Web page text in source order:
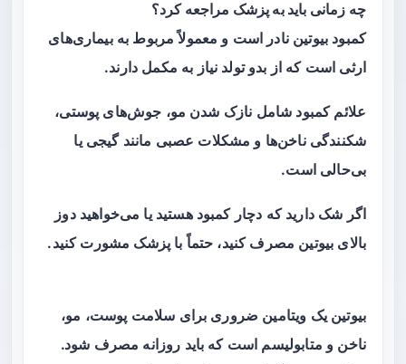
چه زمانی باید به پزشک مراجعه کرد؟
کمبود بیوتین نادر است و معمولاً مربوط به بیماری‌های
ارثی است که از بدو تولد نیاز به مکمل دارند.
علائم کمبود شامل نازک شدن مو، جوش‌های پوستی،
شکنندگی ناخن‌ها و مشکلات عصبی مانند گیجی یا
بی‌حالی است.
اگر شک دارید که دچار کمبود هستید یا می‌خواهید دوز
بالای بیوتین مصرف کنید، حتماً با پزشک مشورت کنید.
بیوتین یک ویتامین ضروری برای سلامت پوست، مو،
ناخن و متابولیسم است که باید روزانه مصرف شود.